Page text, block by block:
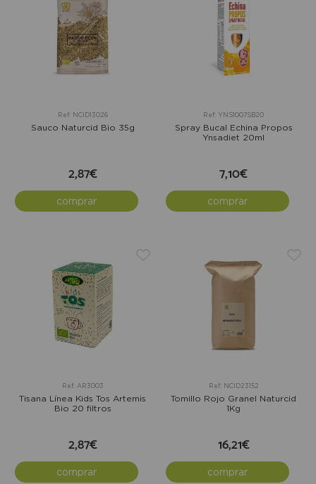
Ref: NCID13026
Sauco Naturcid Bio 35g
2,87€
comprar
Ref: YNS1007SB20
Spray Bucal Echina Propos
Ynsadiet 20ml
7,10€
comprar
Ref: AR3003
Tisana Línea Kids Tos Artemis
Bio 20 filtros
2,87€
comprar
Ref: NCID23152
Tomillo Rojo Granel Naturcid
1Kg
16,21€
comprar